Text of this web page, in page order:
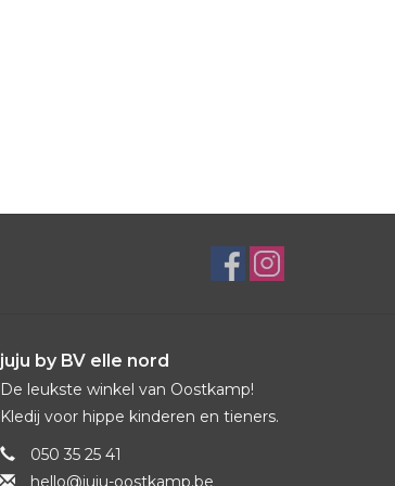
juju by BV elle nord
De leukste winkel van Oostkamp!
Kledij voor hippe kinderen en tieners.
050 35 25 41
hello@juju-oostkamp.be